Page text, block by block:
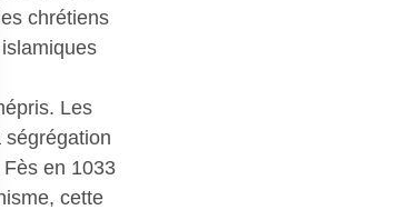
chrétiens
Les
en 1033
cette